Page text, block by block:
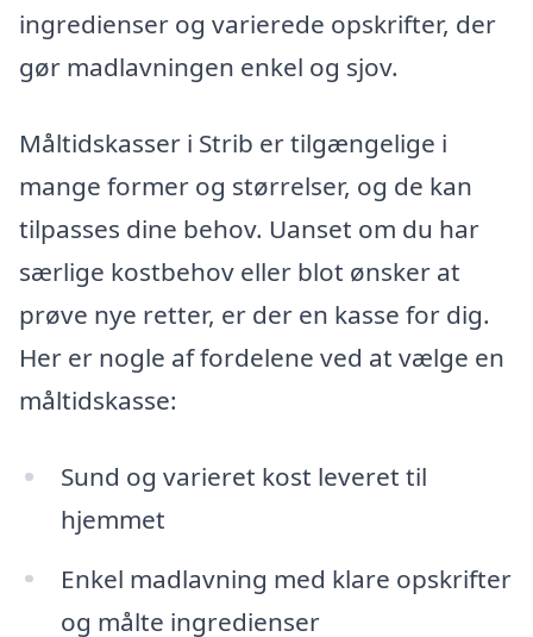
ingredienser og varierede opskrifter, der
gør madlavningen enkel og sjov.
Måltidskasser i Strib er tilgængelige i
mange former og størrelser, og de kan
tilpasses dine behov. Uanset om du har
særlige kostbehov eller blot ønsker at
prøve nye retter, er der en kasse for dig.
Her er nogle af fordelene ved at vælge en
måltidskasse:
Sund og varieret kost leveret til
hjemmet
Enkel madlavning med klare opskrifter
og målte ingredienser